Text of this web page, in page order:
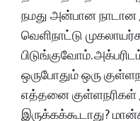
நமது அன்பான நாடான
வெளிநாட்டு
பிடுங்குவோம்.
ஒருபோதும் ஒரு
எத்தனை
இருக்கக்கூடாது?